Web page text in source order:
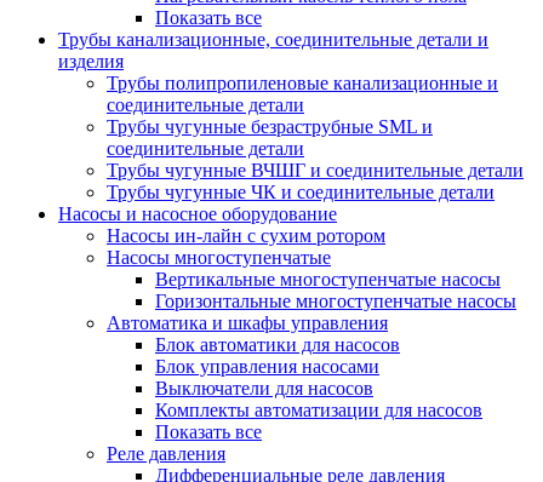
Показать все
Трубы канализационные, соединительные детали и
изделия
Трубы полипропиленовые канализационные и
соединительные детали
Трубы чугунные безраструбные SML и
соединительные детали
Трубы чугунные ВЧШГ и соединительные детали
Трубы чугунные ЧК и соединительные детали
Насосы и насосное оборудование
Насосы ин-лайн с сухим ротором
Насосы многоступенчатые
Вертикальные многоступенчатые насосы
Горизонтальные многоступенчатые насосы
Автоматика и шкафы управления
Блок автоматики для насосов
Блок управления насосами
Выключатели для насосов
Комплекты автоматизации для насосов
Показать все
Реле давления
Дифференциальные реле давления